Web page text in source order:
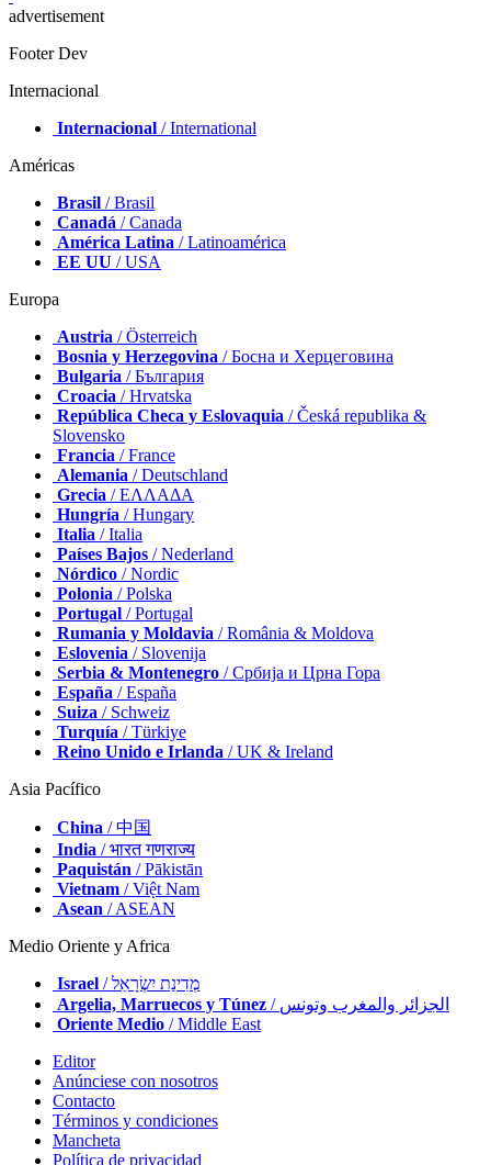
advertisement
Footer Dev
Internacional
Internacional / International
Américas
Brasil / Brasil
Canadá / Canada
América Latina / Latinoamérica
EE UU / USA
Europa
Austria / Österreich
Bosnia y Herzegovina / Босна и Херцеговина
Bulgaria / България
Croacia / Hrvatska
República Checa y Eslovaquia / Česká republika &
Slovensko
Francia / France
Alemania / Deutschland
Grecia / ΕΛΛΑΔΑ
Hungría / Hungary
Italia / Italia
Países Bajos / Nederland
Nórdico / Nordic
Polonia / Polska
Portugal / Portugal
Rumania y Moldavia / România & Moldova
Eslovenia / Slovenija
Serbia & Montenegro / Србија и Црна Гора
España / España
Suiza / Schweiz
Turquía / Türkiye
Reino Unido e Irlanda / UK & Ireland
Asia Pacífico
China / 中国
India / भारत गणराज्य
Paquistán / Pākistān
Vietnam / Việt Nam
Asean / ASEAN
Medio Oriente y Africa
Israel
/ מְדִינַת יִשְׂרָאֵל
Argelia, Marruecos y Túnez
/ الجزائر والمغرب وتونس
Oriente Medio / Middle East
Editor
Anúnciese con nosotros
Contacto
Términos y condiciones
Mancheta
Política de privacidad